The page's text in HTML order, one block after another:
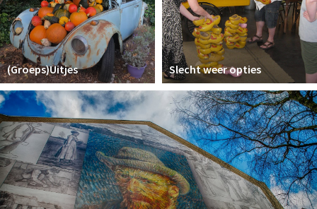
(Groeps)Uitjes Slecht weer opties